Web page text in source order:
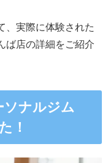
、実際に体験された
ば店の詳細をご紹介
ソナルジム
！